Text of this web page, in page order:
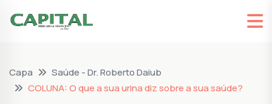
Capa
Saúde - Dr. Roberto Daiub
COLUNA: O que a sua urina diz sobre a sua saúde?